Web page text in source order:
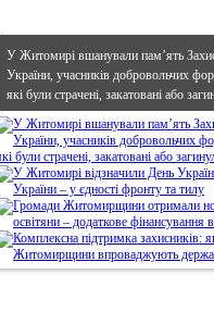
У Житомирі вшанували пам’ять
України, учасників добровольчих
які були страчені, закатовані або